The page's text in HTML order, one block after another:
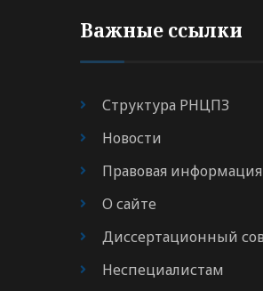
Важные ссылки
Структура РНЦПЗ
Новости
Правовая информация
О сайте
Диссертационный
Неспециалистам